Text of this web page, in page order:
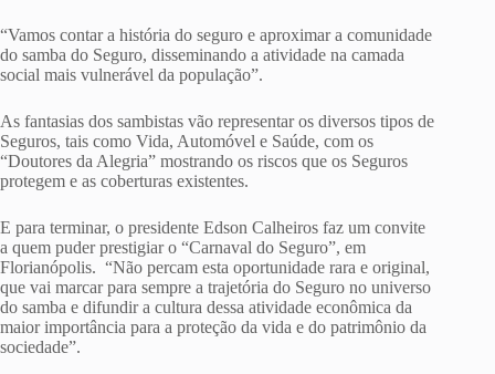
“Vamos contar a história do seguro e aproximar a comunidade
do samba do Seguro, disseminando a atividade na camada
social mais vulnerável da população”.
As fantasias dos sambistas vão representar os diversos tipos de
Seguros, tais como Vida, Automóvel e Saúde, com os
“Doutores da Alegria” mostrando os riscos que os Seguros
protegem e as coberturas existentes.
E para terminar, o presidente Edson Calheiros faz um convite
a quem puder prestigiar o “Carnaval do Seguro”, em
Florianópolis. “Não percam esta oportunidade rara e original,
que vai marcar para sempre a trajetória do Seguro no universo
do samba e difundir a cultura dessa atividade econômica da
maior importância para a proteção da vida e do patrimônio da
sociedade”.